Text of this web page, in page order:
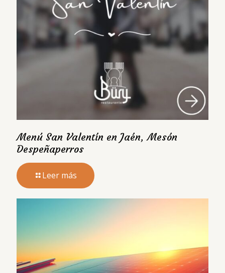
Menú San Valentín en Jaén, Mesón
Despeñaperros
Leer más